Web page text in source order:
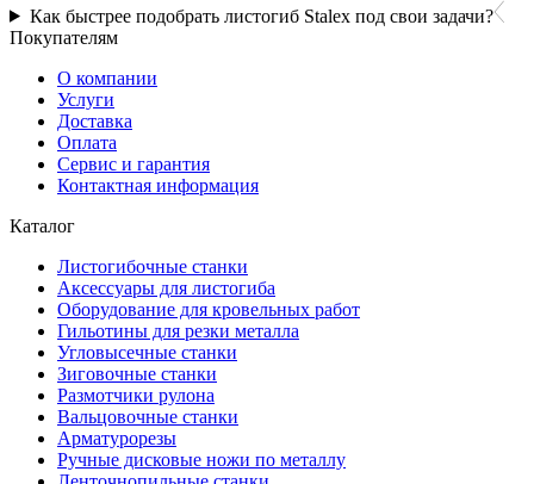
Как быстрее подобрать листогиб Stalex под свои задачи?
Покупателям
О компании
Услуги
Доставка
Оплата
Сервис и гарантия
Контактная информация
Каталог
Листогибочные станки
Аксессуары для листогиба
Оборудование для кровельных работ
Гильотины для резки металла
Угловысечные станки
Зиговочные станки
Размотчики рулона
Вальцовочные станки
Арматурорезы
Ручные дисковые ножи по металлу